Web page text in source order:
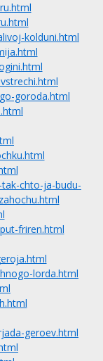
kolduni.html
goroda.html
chto-ja-budu-
friren.html
lorda.html
geroev.html